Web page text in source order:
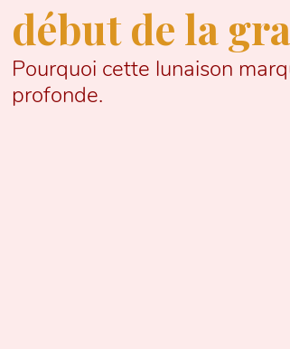
INTIME D'UNE
début de la
Pourquoi cette lunaison
profonde.